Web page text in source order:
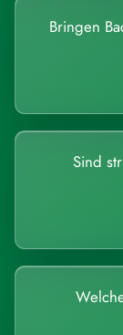
Bringen
Sind